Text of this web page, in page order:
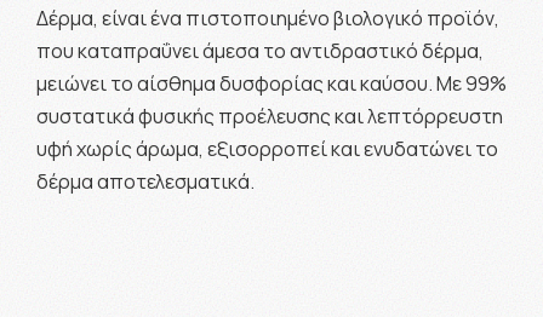
Δέρμα, είναι ένα πιστοποιημένο βιολογικό προϊόν,
που καταπραΰνει άμεσα το αντιδραστικό δέρμα,
μειώνει το αίσθημα δυσφορίας και καύσου. Με 99%
συστατικά φυσικής προέλευσης και λεπτόρρευστη
υφή χωρίς άρωμα, εξισορροπεί και ενυδατώνει το
δέρμα αποτελεσματικά.